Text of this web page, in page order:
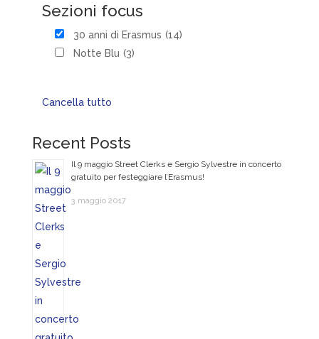
Sezioni focus
30 anni di Erasmus (14)
Notte Blu (3)
Cancella tutto
Recent Posts
Il 9 maggio Street Clerks e Sergio Sylvestre in concerto
gratuito per festeggiare l’Erasmus!
3 maggio 2017